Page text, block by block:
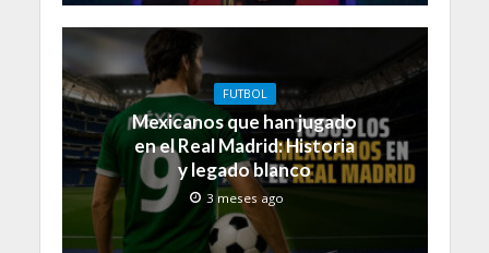
FUTBOL
Mexicanos que han jugado
en el Real Madrid: Historia
y legado blanco
3 meses ago